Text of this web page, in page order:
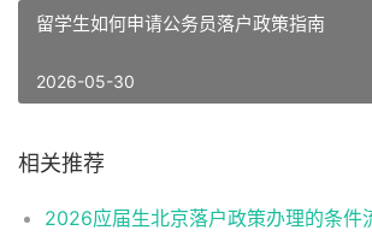
留学生如何申请公务员落户政策指南
2026-05-30
相关推荐